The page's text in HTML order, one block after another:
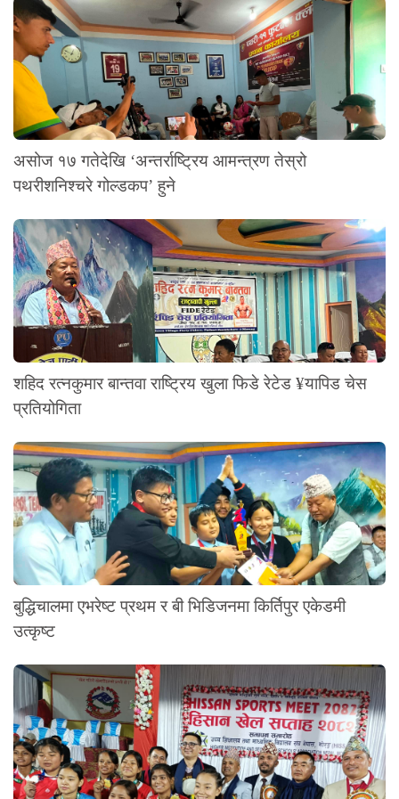
असोज १७ गतेदेखि ‘अन्तर्राष्ट्रिय आमन्त्रण तेस्रो
पथरीशनिश्चरे गोल्डकप’ हुने
शहिद रत्नकुमार बान्तवा राष्ट्रिय खुला फिडे रेटेड ¥यापिड चेस
प्रतियोगिता
बुद्धिचालमा एभरेष्ट प्रथम र बी भिडिजनमा किर्तिपुर एकेडमी
उत्कृष्ट